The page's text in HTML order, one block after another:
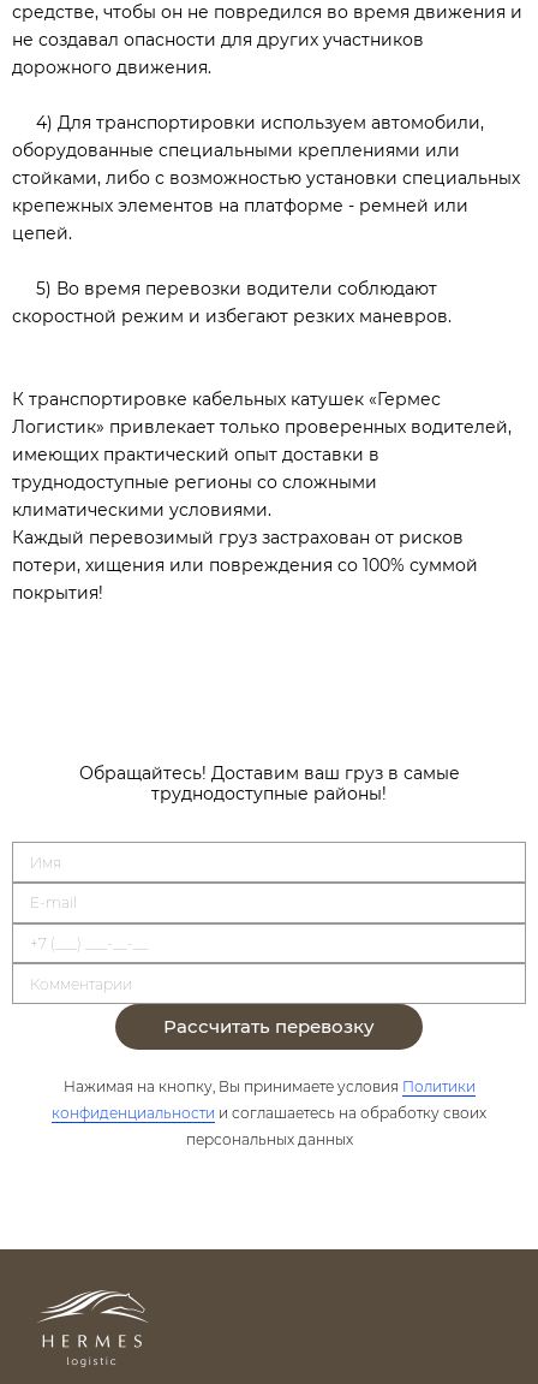
средстве, чтобы он не повредился во время движения и
не создавал опасности для других участников
дорожного движения.
4) Для транспортировки используем автомобили,
оборудованные специальными креплениями или
стойками, либо с возможностью установки специальных
крепежных элементов на платформе - ремней или
цепей.
5) Во время перевозки водители соблюдают
скоростной режим и избегают резких маневров.
К транспортировке кабельных катушек «Гермес
Логистик» привлекает только проверенных водителей,
имеющих практический опыт доставки в
труднодоступные регионы со сложными
климатическими условиями.
Каждый перевозимый груз застрахован от рисков
потери, хищения или повреждения со 100% суммой
покрытия!
Обращайтесь! Доставим ваш груз в самые
труднодоступные районы!
Рассчитать перевозку
Нажимая на кнопку, Вы принимаете условия Политики
конфиденциальности и соглашаетесь на обработку своих
персональных данных